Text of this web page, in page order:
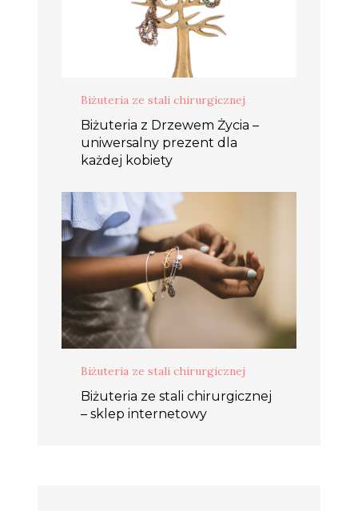
Biżuteria ze stali chirurgicznej
Biżuteria z Drzewem Życia –
uniwersalny prezent dla
każdej kobiety
Biżuteria ze stali chirurgicznej
Biżuteria ze stali chirurgicznej
– sklep internetowy